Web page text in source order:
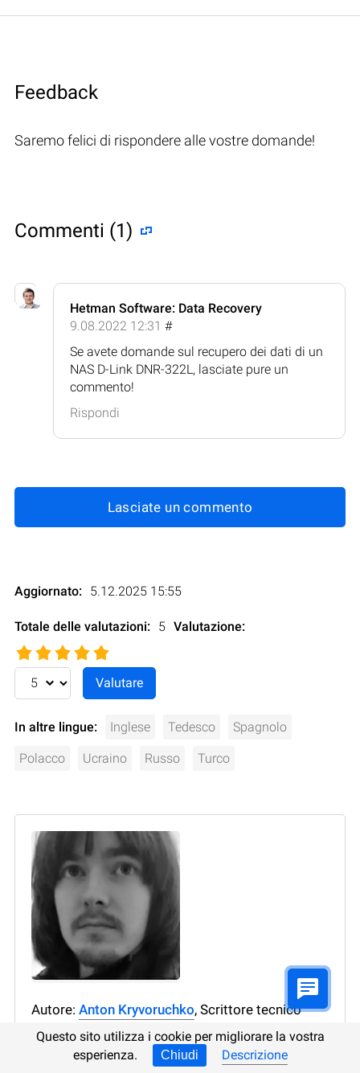
Feedback
Saremo felici di rispondere alle vostre domande!
Commenti (1)
Hetman Software: Data Recovery
9.08.2022 12:31 #
Se avete domande sul recupero dei dati di un
NAS D-Link DNR-322L, lasciate pure un
commento!
Rispondi
Lasciate un commento
Aggiornato: 5.12.2025 15:55
Totale delle valutazioni: 5 Valutazione:
In altre lingue: Inglese Tedesco Spagnolo
Polacco Ucraino Russo Turco
Autore: Anton Kryvoruchko, Scrittore tecnico
Anton Kryvoruchko è traduttore dall'italiano,
dall'inglese, dal francese e dal polacco. Ha molti
Questo sito utilizza i cookie per migliorare la vostra
esperienza.
Chiudi Descrizione